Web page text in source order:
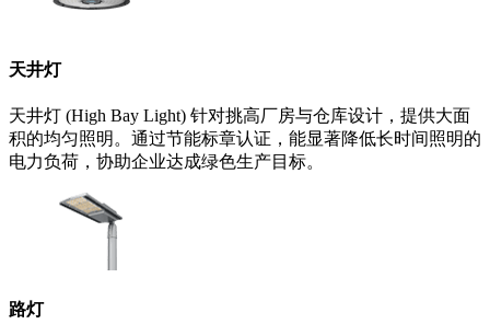
天井灯
天井灯 (High Bay Light) 针对挑高厂房与仓库设计，提供大面
积的均匀照明。通过节能标章认证，能显著降低长时间照明的
电力负荷，协助企业达成绿色生产目标。
路灯